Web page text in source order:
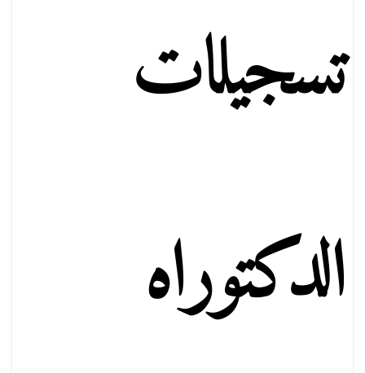
تسجيلات
الدكتوراه